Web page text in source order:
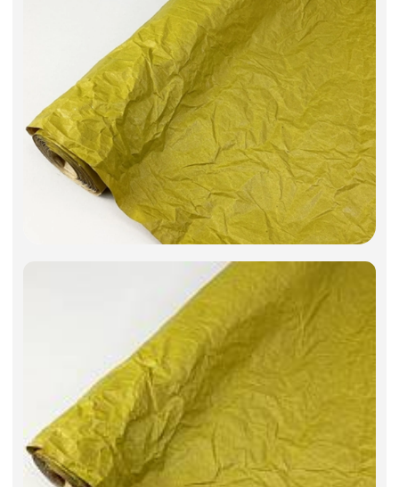
Искусственные цветы и растения
Декоративные вазы, кашпо
Игрушки мягкие